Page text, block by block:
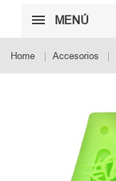
MENÚ
Home Accesorios